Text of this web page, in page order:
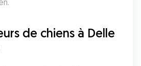
de chiens à Delle